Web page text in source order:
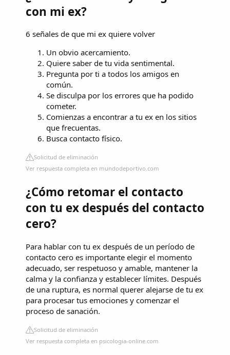
con mi ex?
6 señales de que mi ex quiere volver
Un obvio acercamiento.
Quiere saber de tu vida sentimental.
Pregunta por ti a todos los amigos en
común.
Se disculpa por los errores que ha podido
cometer.
Comienzas a encontrar a tu ex en los sitios
que frecuentas.
Busca contacto físico.
Solicitud de eliminación
Ver respuesta completa en mundodeportivo.com
¿Cómo retomar el contacto
con tu ex después del contacto
cero?
Para hablar con tu ex después de un período de
contacto cero es importante elegir el momento
adecuado, ser respetuoso y amable, mantener la
calma y la confianza y establecer límites. Después
de una ruptura, es normal querer alejarse de tu ex
para procesar tus emociones y comenzar el
proceso de sanación.
Solicitud de eliminación
Ver respuesta completa en psicologia-online.com